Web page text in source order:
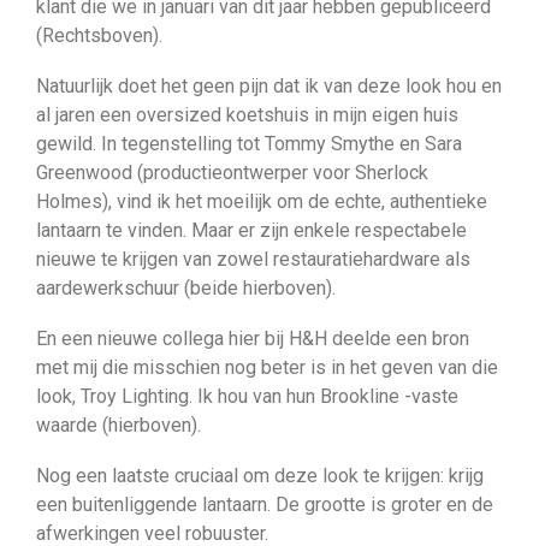
klant die we in januari van dit jaar hebben gepubliceerd
(Rechtsboven).
Natuurlijk doet het geen pijn dat ik van deze look hou en
al jaren een oversized koetshuis in mijn eigen huis
gewild. In tegenstelling tot Tommy Smythe en Sara
Greenwood (productieontwerper voor Sherlock
Holmes), vind ik het moeilijk om de echte, authentieke
lantaarn te vinden. Maar er zijn enkele respectabele
nieuwe te krijgen van zowel restauratiehardware als
aardewerkschuur (beide hierboven).
En een nieuwe collega hier bij H&H deelde een bron
met mij die misschien nog beter is in het geven van die
look, Troy Lighting. Ik hou van hun Brookline -vaste
waarde (hierboven).
Nog een laatste cruciaal om deze look te krijgen: krijg
een buitenliggende lantaarn. De grootte is groter en de
afwerkingen veel robuuster.